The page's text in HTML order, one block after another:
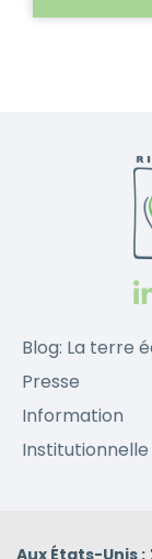
Blog: La terre
Presse
Information
Institutionnelle